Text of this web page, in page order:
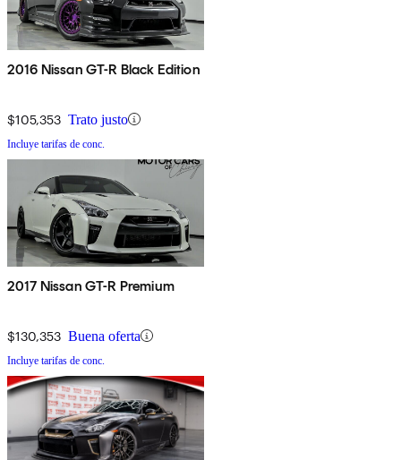
2016 Nissan GT-R Black Edition
$105,353 Trato justo
Incluye tarifas de conc.
2017 Nissan GT-R Premium
$130,353 Buena oferta
Incluye tarifas de conc.